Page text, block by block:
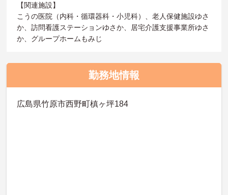
【関連施設】
こうの医院（内科・循環器科・小児科）、老人保健施設ゆさ
か、訪問看護ステーションゆさか、居宅介護支援事業所ゆさ
か、グループホームもみじ
勤務地情報
広島県竹原市西野町槙ヶ坪184